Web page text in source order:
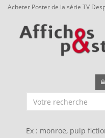
Acheter Poster de la série TV
Ex : monroe, pulp